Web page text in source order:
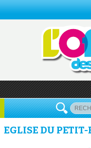
EGLISE DU